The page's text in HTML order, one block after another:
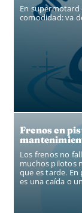
En supermotard
comodidad: va
Frenos en
Los frenos no
muchos pilotos
que es tarde.
es una caída o